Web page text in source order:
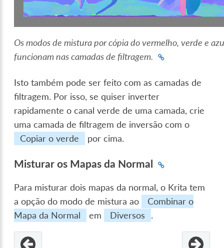
Os modos de mistura por cópia do vermelho, verde e
funcionam nas camadas de filtragem.
Isto também pode ser feito com as camadas de
filtragem. Por isso, se quiser inverter
rapidamente o canal verde de uma camada, crie
uma camada de filtragem de inversão com o
Copiar o verde
por cima.
Misturar os Mapas da Normal
Para misturar dois mapas da normal, o Krita tem
a opção do modo de mistura ao
Combinar o
Mapa da Normal
em Diversos .